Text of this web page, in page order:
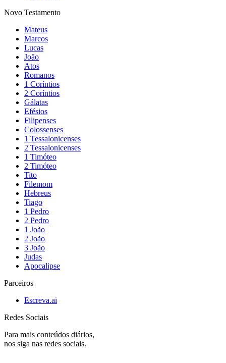
Novo Testamento
Mateus
Marcos
Lucas
João
Atos
Romanos
1 Coríntios
2 Coríntios
Gálatas
Efésios
Filipenses
Colossenses
1 Tessalonicenses
2 Tessalonicenses
1 Timóteo
2 Timóteo
Tito
Filemom
Hebreus
Tiago
1 Pedro
2 Pedro
1 João
2 João
3 João
Judas
Apocalipse
Parceiros
Escreva.ai
Redes Sociais
Para mais conteúdos diários,
nos siga nas redes sociais.